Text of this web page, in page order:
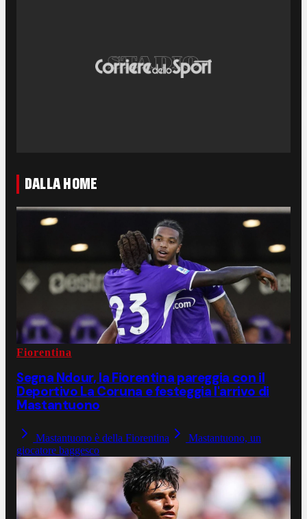
DALLA HOME
Fiorentina
Segna Ndour, la Fiorentina pareggia con il
Deportivo La Coruna e festeggia l'arrivo di
Mastantuono
Mastantuono è della Fiorentina
Mastantuono, un
giocatore baggesco